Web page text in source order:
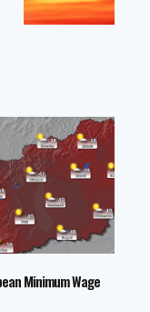
Minimum Wage